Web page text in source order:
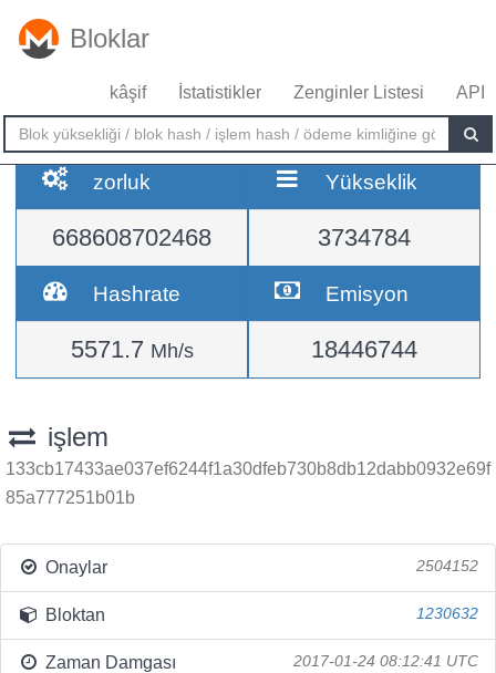
Bloklar
kâşif İstatistikler Zenginler Listesi API
zorluk
668608702468
Yükseklik
3734784
Hashrate
5571.7 Mh/s
Emisyon
18446744
işlem
133cb17433ae037ef6244f1a30dfeb730b8db12dabb0932e69f
85a777251b01b
Onaylar 2504152
Bloktan 1230632
Zaman Damgası 2017-01-24 08:12:41 UTC